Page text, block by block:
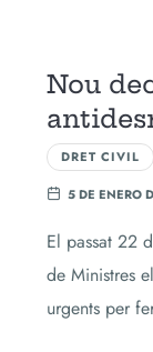
Nou
DRET CIVIL
5 DE ENERO
El passat 22
de Ministres
urgents per